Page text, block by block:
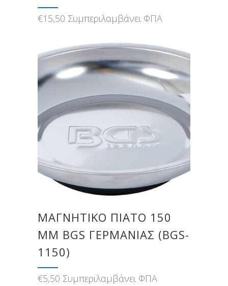
€15,50 Συμπεριλαμβάνει ΦΠΑ
ΜΑΓΝΗΤΙΚΌ ΠΙΆΤΟ 150
MM BGS ΓΕΡΜΑΝΊΑΣ (BGS-
1150)
€5,50 Συμπεριλαμβάνει ΦΠΑ